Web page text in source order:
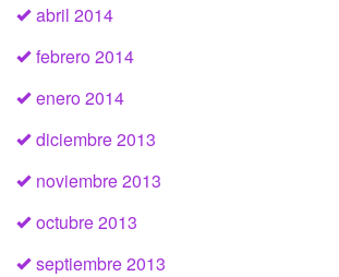
abril 2014
febrero 2014
enero 2014
diciembre 2013
noviembre 2013
octubre 2013
septiembre 2013